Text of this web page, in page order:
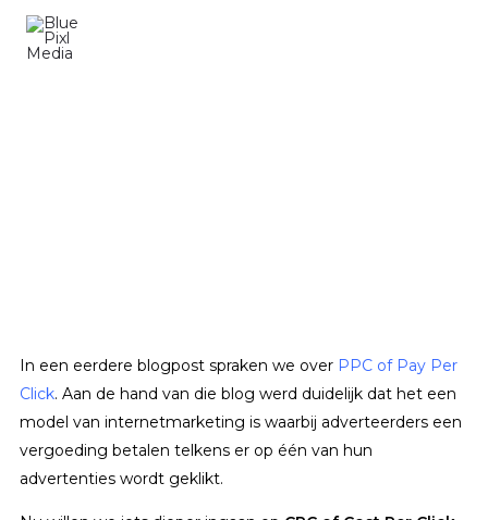
In een eerdere blogpost spraken we over PPC of Pay Per
Click. Aan de hand van die blog werd duidelijk dat het een
model van internetmarketing is waarbij adverteerders een
vergoeding betalen telkens er op één van hun
advertenties wordt geklikt.